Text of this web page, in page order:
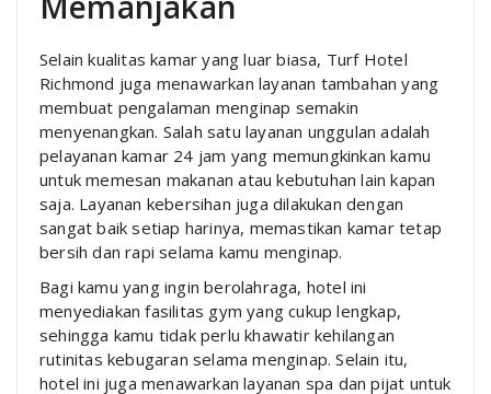
Selain kualitas kamar yang luar biasa, Turf Hotel
Richmond juga menawarkan layanan tambahan yang
membuat pengalaman menginap semakin
menyenangkan. Salah satu layanan unggulan adalah
pelayanan kamar 24 jam yang memungkinkan kamu
untuk memesan makanan atau kebutuhan lain kapan
saja. Layanan kebersihan juga dilakukan dengan
sangat baik setiap harinya, memastikan kamar tetap
bersih dan rapi selama kamu menginap.
Bagi kamu yang ingin berolahraga, hotel ini
menyediakan fasilitas gym yang cukup lengkap,
sehingga kamu tidak perlu khawatir kehilangan
rutinitas kebugaran selama menginap. Selain itu,
hotel ini juga menawarkan layanan spa dan pijat untuk